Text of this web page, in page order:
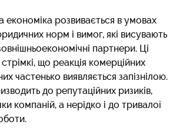
економіка розвивається в умовах
норм і вимог, які висувають
партнери. Ці
стрімкі, що реакція комерційних
частенько виявляється запізнілою.
до репутаційних ризиків,
компаній, а нерідко і до тривалої